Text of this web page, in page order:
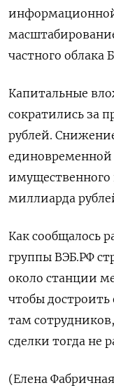
частного облака
Капитальные
сократились за
рублей.
единовременной
имущественного
миллиарда
Как сообщалось
группы ВЭБ.РФ
около станции
чтобы достроить
там
сделки тогда не
(Елена